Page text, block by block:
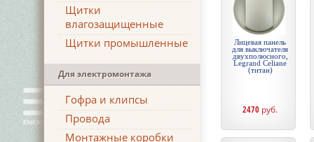
Щитки
влагозащищенные
Щитки промышленные
Для электромонтажа
Гофра и клипсы
Провода
Монтажные коробки
Лицевая панель
для выключателя
двухполюсного,
Legrand Celiane
(титан)
2470 руб.